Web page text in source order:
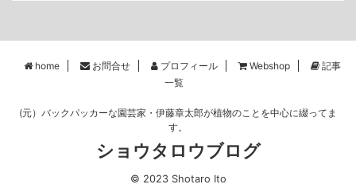
home お問合せ プロフィール Webshop
記事
一覧
(元）バックパッカーな園芸家・伊藤章太郎が植物のことを中心に綴ってま
す。
ショウタロウブログ
© 2023 Shotaro Ito